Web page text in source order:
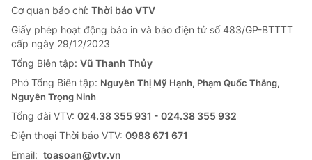
Cơ quan báo chí: Thời báo VTV
Giấy phép hoạt động báo in và báo điện tử số 483/GP-BTTTT
cấp ngày 29/12/2023
Tổng Biên tập: Vũ Thanh Thủy
Phó Tổng Biên tập: Nguyễn Thị Mỹ Hạnh, Phạm Quốc Thắng,
Nguyễn Trọng Ninh
Tổng đài VTV: 024.38 355 931 - 024.38 355 932
Ðiện thoại Thời báo VTV: 0988 671 671
Email: toasoan@vtv.vn